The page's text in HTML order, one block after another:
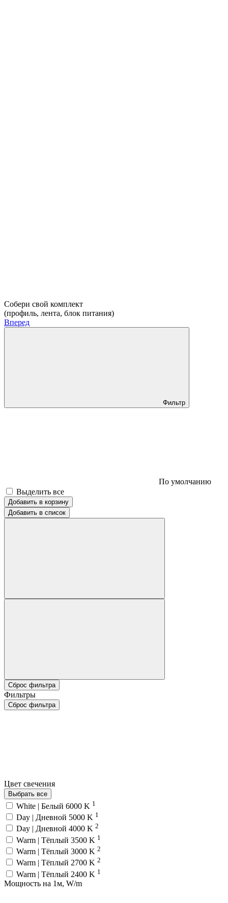
Собери свой комплект
(профиль, лента, блок питания)
Вперед
Фильтр
По умолчанию
Выделить все
Добавить в корзину
Добавить в список
Сброс фильтра
Фильтры
Сброс фильтра
Цвет свечения
Выбрать все
White | Белый 6000 K 1
Day | Дневной 5000 K 1
Day | Дневной 4000 K 2
Warm | Тёплый 3500 K 1
Warm | Тёплый 3000 K 2
Warm | Тёплый 2700 K 2
Warm | Тёплый 2400 K 1
Мощность на 1м, W/m